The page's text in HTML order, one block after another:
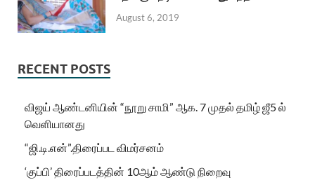
August 6, 2019
RECENT POSTS
விஜய் ஆண்டனியின் “நூறு சாமி” ஆக. 7 முதல் தமிழ் ஜீ5 ல்
வெளியானது
“ஜி.டி.என்”.திரைப்பட விமர்சனம்
‘குப்பி’ திரைப்படத்தின் 10ஆம் ஆண்டு நிறைவு